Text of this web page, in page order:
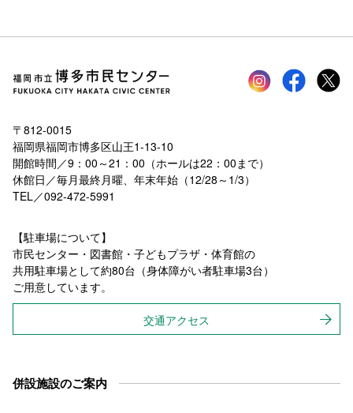
Instagramfacebook
〒812-0015
福岡県福岡市博多区山王1-13-10
開館時間／9：00～21：00（ホールは22：00まで）
休館日／毎月最終月曜、年末年始（12/28～1/3）
TEL／092-472-5991
【駐車場について】
市民センター・図書館・子どもプラザ・体育館の
共用駐車場として約80台（身体障がい者駐車場3台）
ご用意しています。
交通アクセス
併設施設のご案内